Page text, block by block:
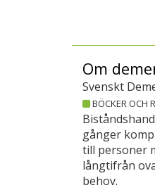
Om
Svenskt
BÖCKER OCH
gånger
till personer
långtifrån
behov.